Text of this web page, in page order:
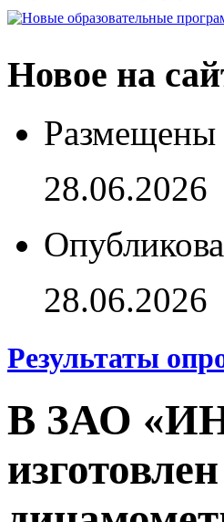
Новое на
Размещены
28.06.2026
28.06.2026
Результаты
В ЗАО